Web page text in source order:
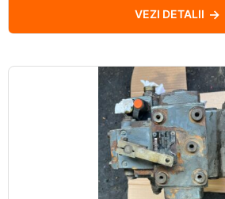
VEZI DETALII